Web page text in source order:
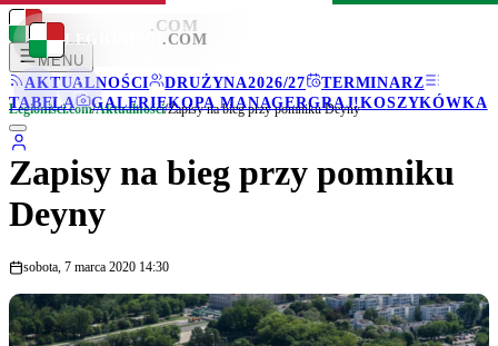
LEGIONISCI .COM
MENU
AKTUALNOŚCI
DRUŻYNA2026/27
TERMINARZ
TABELA
GALERIEKOPA MANAGERGRAJ!KOSZYKÓWKA
LEGIONISCI .COM
Legionisci.com/Aktualności/Zapisy na bieg przy pomniku Deyny
Zapisy na bieg przy pomniku
Deyny
sobota, 7 marca 2020 14:30